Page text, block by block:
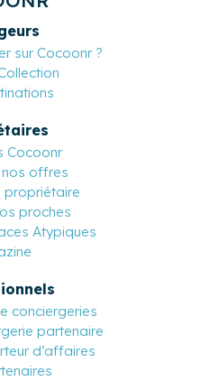
sur Cocoonr ?
Cocoonr
offres
propriétaire
proches
Atypiques
conciergeries
partenaire
d’affaires